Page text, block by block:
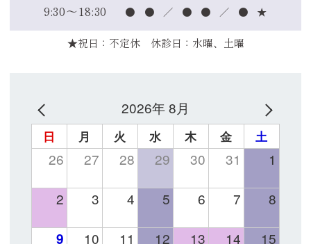
9:30～18:30 ● ● ／ ● ● ／ ● ★
★祝日：不定休 休診日：水曜、土曜
2026年 8月
日 月 火 水 木 金 土
26 27 28 29 30 31 1
2 3 4 5 6 7 8
9 10 11 12 13 14 15